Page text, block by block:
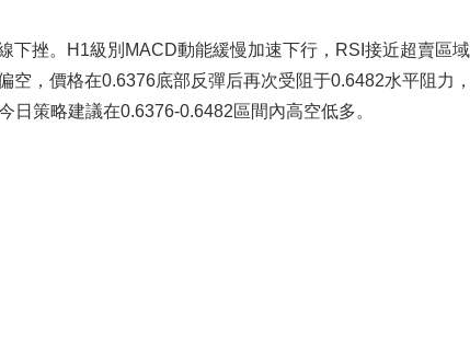
下挫。H1級別MACD動能緩慢加速下行，RSI接近超賣區
空，價格在0.6376底部反彈后再次受阻于0.6482水平阻力
日策略建議在0.6376-0.6482區間內高空低多。